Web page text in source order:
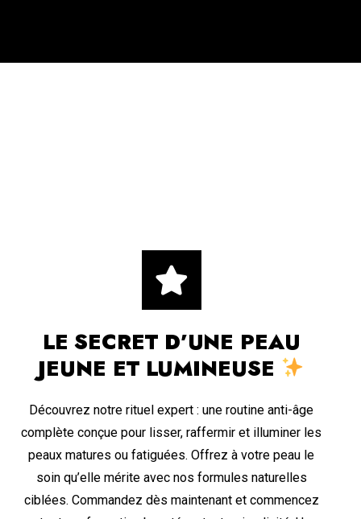
LE SECRET D’UNE PEAU
JEUNE ET LUMINEUSE
Découvrez notre rituel expert : une routine anti-âge
complète conçue pour lisser, raffermir et illuminer les
peaux matures ou fatiguées. Offrez à votre peau le
soin qu’elle mérite avec nos formules naturelles
ciblées. Commandez dès maintenant et commencez